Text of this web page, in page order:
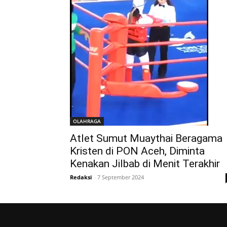
OLAHRAGA
Atlet Sumut Muaythai Beragama
Kristen di PON Aceh, Diminta
Kenakan Jilbab di Menit Terakhir
Redaksi - 7 September 2024